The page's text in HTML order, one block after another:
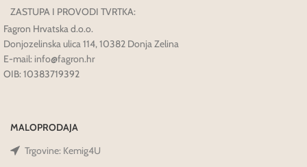
ZASTUPA I PROVODI TVRTKA:
Fagron Hrvatska d.o.o.
Donjozelinska ulica 114, 10382 Donja Zelina
E-mail: info@fagron.hr
OIB: 10383719392
MALOPRODAJA
Trgovine: Kemig4U